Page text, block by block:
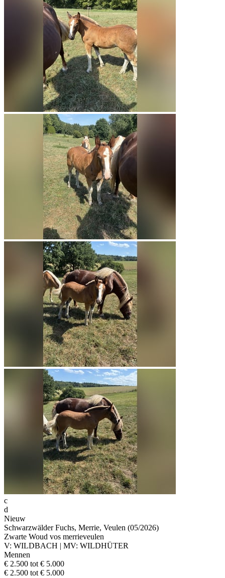
c
d
Nieuw
Schwarzwälder Fuchs, Merrie, Veulen (05/2026)
Zwarte Woud vos merrieveulen
V: WILDBACH | MV: WILDHÜTER
Mennen
€ 2.500 tot € 5.000
€ 2.500 tot € 5.000